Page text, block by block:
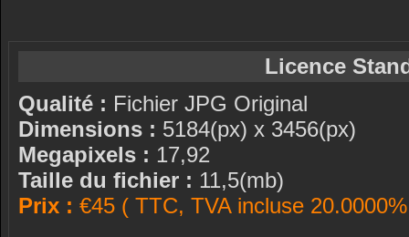
Licence
Qualité : Fichier JPG Original
Dimensions : 5184(px) x 3456(px)
Megapixels : 17,92
Taille du fichier : 11,5(mb)
Prix : €45 ( TTC, TVA incluse